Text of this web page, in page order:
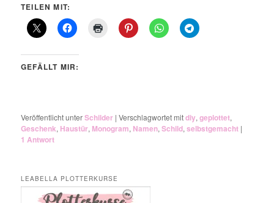
TEILEN MIT:
GEFÄLLT MIR:
Veröffentlicht unterSchilder |Verschlagwortet mitdiy,geplottet,
Geschenk, Haustür, Monogram, Namen,Schild,selbstgemacht |
1 Antwort
LEABELLA PLOTTERKURSE